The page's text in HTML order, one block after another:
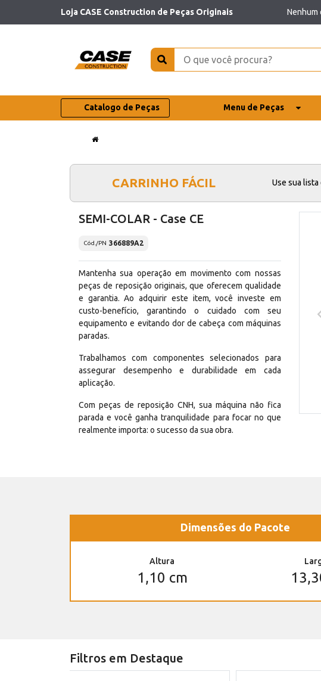
Loja CASE Construction de Peças Originais Nenhum
Catalogo de Peças Menu de Peças
CARRINHO FÁCIL Use sua
SEMI-COLAR - Case CE
Cód./PN 366889A2
Mantenha sua operação em movimento com nossas
peças de reposição originais, que oferecem qualidade
e garantia. Ao adquirir este item, você investe em
custo-benefício, garantindo o cuidado com seu
equipamento e evitando dor de cabeça com máquinas
paradas.
Trabalhamos com componentes selecionados para
assegurar desempenho e durabilidade em cada
aplicação.
Com peças de reposição CNH, sua máquina não fica
parada e você ganha tranquilidade para focar no que
realmente importa: o sucesso da sua obra.
Dimensões do Pacote
Altura
1,10 cm
Filtros em Destaque